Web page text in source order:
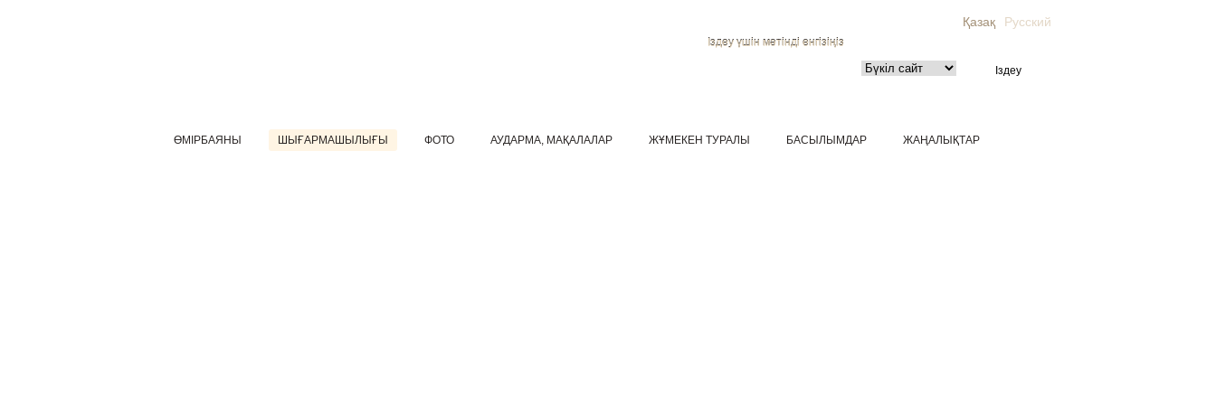
Қазақ Русский
Іздеу үшін мәтінді енгізіңіз
ӨМІРБАЯНЫ ШЫҒАРМАШЫЛЫҒЫ ФОТО АУДАРМА, МАҚАЛАЛАР ЖҰМЕКЕН ТУРАЛЫ БАСЫЛЫМДАР ЖАҢАЛЫҚТАР